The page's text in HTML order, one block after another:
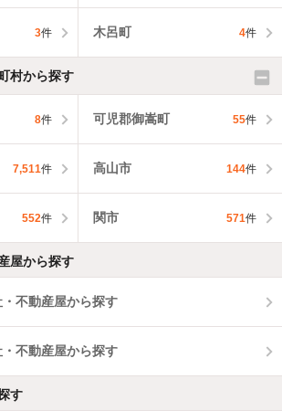
3件 木呂町 4件
村から探す
8件 可児郡御嵩町 55件
7,511件 高山市 144件
552件 関市 571件
屋から探す
不動産屋から探す
不動産屋から探す
す